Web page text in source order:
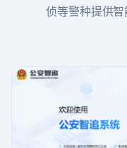
侦等警种提供智